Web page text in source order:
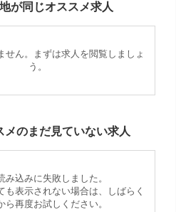
が同じオススメ求人
せん。まずは求人を閲覧しましょ
う。
メのまだ見ていない求人
み込みに失敗しました。
も表示されない場合は、しばらく
ら再度お試しください。